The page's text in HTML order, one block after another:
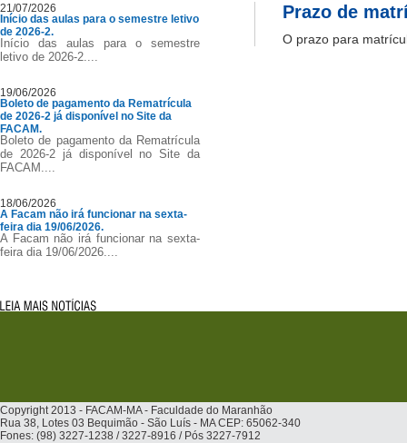
21/07/2026
Início das aulas para o semestre letivo
de 2026-2.
Início das aulas para o semestre
letivo de 2026-2....
19/06/2026
Boleto de pagamento da Rematrícula
de 2026-2 já disponível no Site da
FACAM.
Boleto de pagamento da Rematrícula
de 2026-2 já disponível no Site da
FACAM....
18/06/2026
A Facam não irá funcionar na sexta-
feira dia 19/06/2026.
A Facam não irá funcionar na sexta-
feira dia 19/06/2026....
Prazo de
O prazo para
Copyright 2013 - FACAM-MA - Faculdade do Maranhão
Rua 38, Lotes 03 Bequimão - São Luís - MA CEP: 65062-340
Fones: (98) 3227-1238 / 3227-8916 / Pós 3227-7912